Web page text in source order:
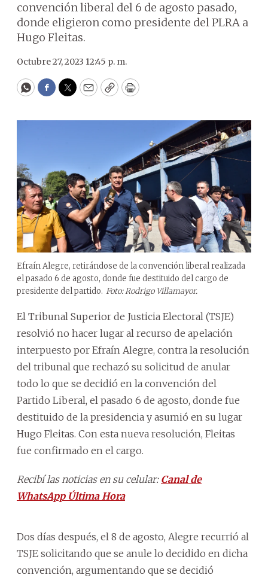
convención liberal del 6 de agosto pasado,
donde eligieron como presidente del PLRA a
Hugo Fleitas.
Octubre 27, 2023 12:45 p. m.
WhatsApp
Facebook
Twitter
EmailCopyPrint
Efraín Alegre, retirándose de la convención liberal realizada
el pasado 6 de agosto, donde fue destituido del cargo de
presidente del partido. Foto: Rodrigo Villamayor.
El Tribunal Superior de Justicia Electoral (TSJE)
resolvió no hacer lugar al recurso de apelación
interpuesto por Efraín Alegre, contra la resolución
del tribunal que rechazó su solicitud de anular
todo lo que se decidió en la convención del
Partido Liberal, el pasado 6 de agosto, donde fue
destituido de la presidencia y asumió en su lugar
Hugo Fleitas. Con esta nueva resolución, Fleitas
fue confirmado en el cargo.
Recibí las noticias en su celular: Canal de
WhatsApp Última Hora
Dos días después, el 8 de agosto, Alegre recurrió al
TSJE solicitando que se anule lo decidido en dicha
convención, argumentando que se decidió